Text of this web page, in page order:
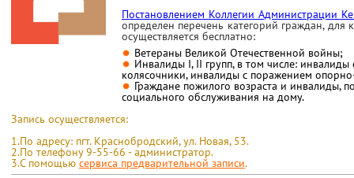
Постановлением Коллегии Администрации
определен перечень категорий граждан,
осуществляется бесплатно:
Ветераны Великой Отечественной войны;
Инвалиды I, II групп, в том числе:
колясочники, инвалиды с поражением
Граждане пожилого возраста и инвалиды,
социального обслуживания на дому.
Запись осуществляется:
1.По адресу: пгт. Краснобродский, ул. Новая, 53.
2.По телефону 9-55-66 - администратор.
3.С помощью сервиса предварительной записи.